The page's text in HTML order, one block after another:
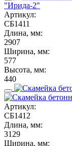
"Ирида-2"
Артикул:
СБ1411
Длина, мм:
2907
Ширина, мм:
577
Высота, мм:
440
Артикул:
СБ1412
Длина, мм:
3129
Ширина, мм: